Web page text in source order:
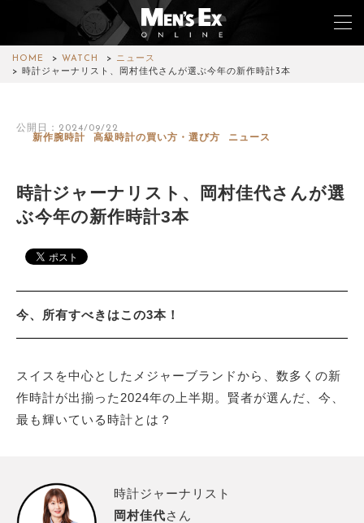
HOME WATCH
ニュース
時計ジャーナリスト、岡村佳代さんが選ぶ今年の新作時計3本
公開日：2024/09/22
新作腕時計
高級時計の買い方・選び方 ニュース
時計ジャーナリスト、岡村佳代さんが選
ぶ今年の新作時計3本
今、所有すべきはこの3本！
スイスを中心としたメジャーブランドから、数多くの新
作時計が出揃った2024年の上半期。賢者が選んだ、今、
最も輝いている時計とは？
時計ジャーナリスト
岡村佳代さん
FASHION
CAR&BIKE
LIFESTYLE
MAGAZINE